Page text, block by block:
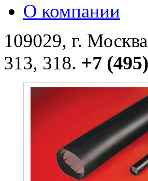
О компании
109029, г.
313, 318. +7